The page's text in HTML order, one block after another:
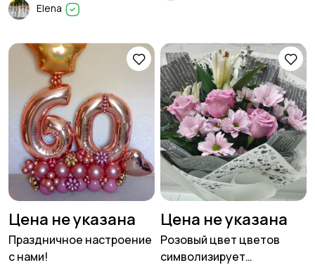
Elena
Цена не указана
Праздничное настроение
с нами!
Цена не указана
Розовый цвет цветов
символизирует